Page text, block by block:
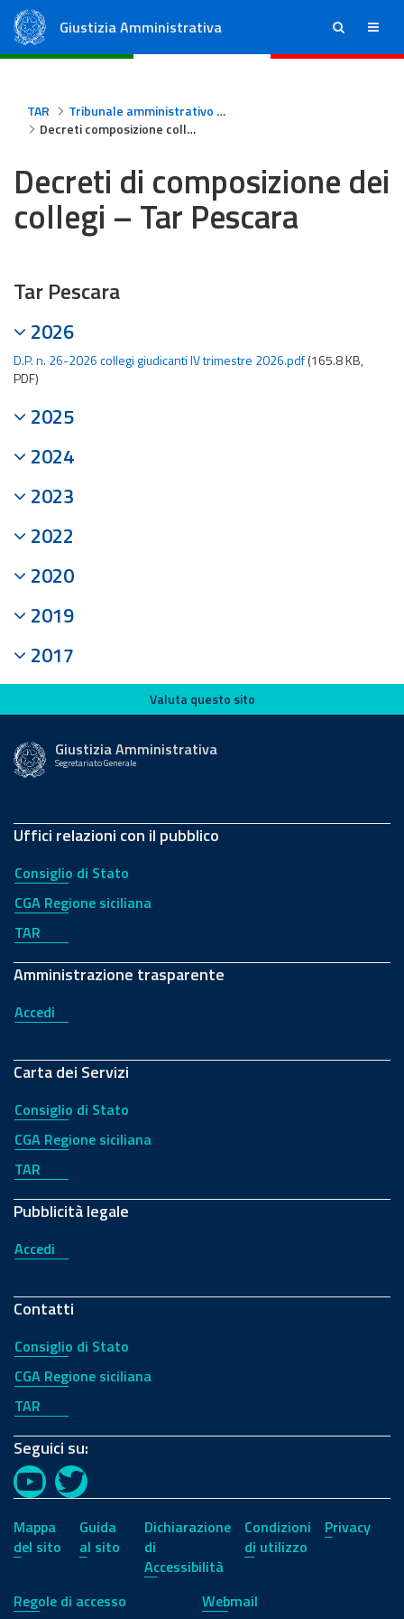
Giustizia Amministrativa ricerca menu
TAR
Tribunale amministrativo regionale per l'Abruzzo - Pescara
Decreti composizione collegi Tar Pescara
Decreti di composizione dei
collegi – Tar Pescara
Tar Pescara
2026
D.P. n. 26-2026 collegi giudicanti IV trimestre 2026.pdf(165.8 KB,
PDF)
2025
2024
2023
2022
2020
2019
2017
Valuta questo sito
Valuta questo sito
Giustizia Amministrativa
Segretariato Generale
Uffici relazioni con il pubblico
Consiglio di Stato
CGA Regione siciliana
TAR
Amministrazione trasparente
Accedi
Carta dei Servizi
Consiglio di Stato
CGA Regione siciliana
TAR
Pubblicità legale
Accedi
Contatti
Consiglio di Stato
CGA Regione siciliana
TAR
Seguici su:
YouTubeTwitter
Mappa
del sito
Guida
al sito
Dichiarazione
di
Accessibilità
Condizioni
di utilizzo
Privacy
Regole di accesso Webmail